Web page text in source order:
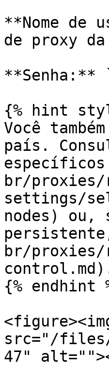
**Nome de
de proxy
**Senha:**
{% hint
Você
país.
br/
settings/
nodes) ou,
br/
{% endhint
src="/files/
47"